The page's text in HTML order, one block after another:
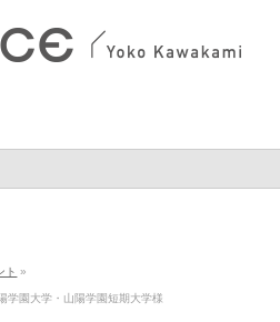
ト »
学園大学・山陽学園短期大学様